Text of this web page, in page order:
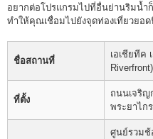
อยากต่อโปรแกรมไปที่อื่นย่านริมน้ำก็
ทำให้คุณเชื่อมไปยังจุดท่องเที่ยวยอ
ชื่อสถานที่
เอเชียทีค
Riverfront)
ที่ตั้ง
ถนนเจริญ
พระยาไก
ศูนย์รวมช้